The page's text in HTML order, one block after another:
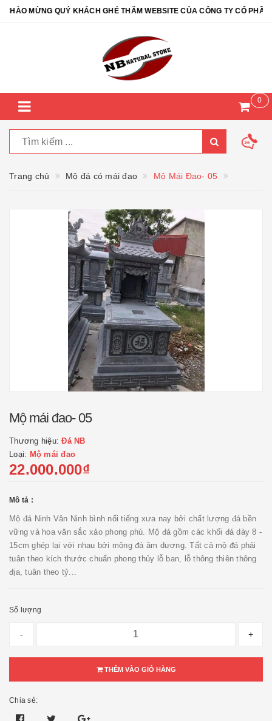
MỪNG QUÝ KHÁCH GHÉ THĂM WEBSITE CỦA CÔNG TY CỔ PHẦN
0
Trang chủ Mộ đá có mái đao Mộ Mái Đao- 05
Mộ mái đao- 05
Thương hiệu:Đá NB
Loại: Mộ mái đao
22.000.000₫
Mô tả :
Mộ đá Ninh Vân Ninh bình nổi tiếng xưa nay bởi chất lượng đá bền
vững và hoa văn sắc xảo phong phú. Mộ đá gồm các khối đá dày 8 -
15cm ghép lại với nhau bởi mộng đá âm dương. Tất cả mộ đá phải
tuân theo kích thước chuẩn phong thủy lỗ ban, lỗ thông thiên thông
địa, tuân theo tỷ...
Số lượng
- +
THÊM VÀO GIỎ HÀNG
Chia sẻ: